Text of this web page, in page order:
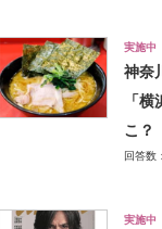
実施中
神奈
「
こ？
回答数
実施中